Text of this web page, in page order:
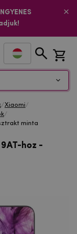
/Xiaomi/
/
minta
hoz -